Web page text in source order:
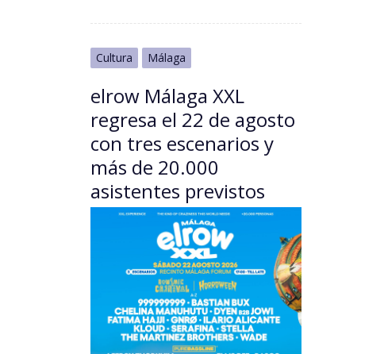
Cultura Málaga
elrow Málaga XXL
regresa el 22 de agosto
con tres escenarios y
más de 20.000
asistentes previstos